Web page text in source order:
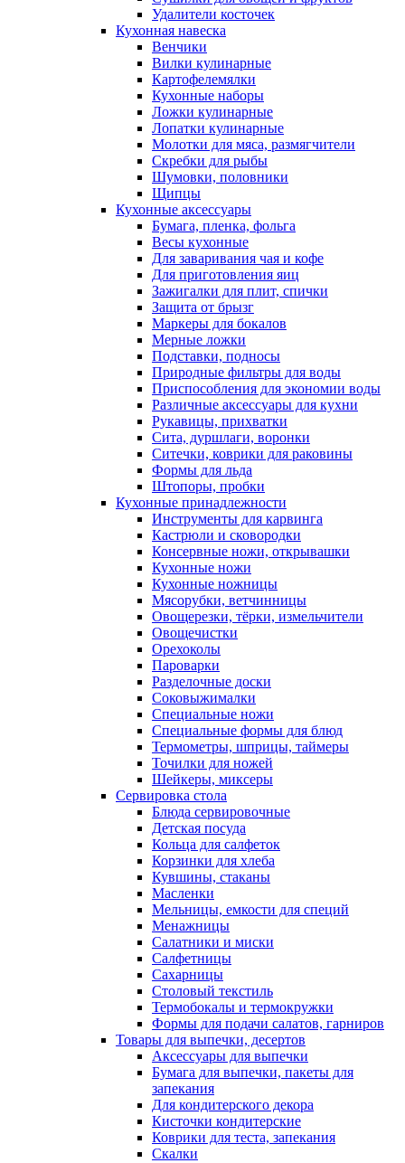
Удалители косточек
Кухонная навеска
Венчики
Вилки кулинарные
Картофелемялки
Кухонные наборы
Ложки кулинарные
Лопатки кулинарные
Молотки для мяса, размягчители
Скребки для рыбы
Шумовки, половники
Щипцы
Кухонные аксессуары
Бумага, пленка, фольга
Весы кухонные
Для заваривания чая и кофе
Для приготовления яиц
Зажигалки для плит, спички
Защита от брызг
Маркеры для бокалов
Мерные ложки
Подставки, подносы
Природные фильтры для воды
Приспособления для экономии воды
Различные аксессуары для кухни
Рукавицы, прихватки
Сита, дуршлаги, воронки
Ситечки, коврики для раковины
Формы для льда
Штопоры, пробки
Кухонные принадлежности
Инструменты для карвинга
Кастрюли и сковородки
Консервные ножи, открывашки
Кухонные ножи
Кухонные ножницы
Мясорубки, ветчинницы
Овощерезки, тёрки, измельчители
Овощечистки
Орехоколы
Пароварки
Разделочные доски
Соковыжималки
Специальные ножи
Специальные формы для блюд
Термометры, шприцы, таймеры
Точилки для ножей
Шейкеры, миксеры
Сервировка стола
Блюда сервировочные
Детская посуда
Кольца для салфеток
Корзинки для хлеба
Кувшины, стаканы
Масленки
Мельницы, емкости для специй
Менажницы
Салатники и миски
Салфетницы
Сахарницы
Столовый текстиль
Термобокалы и термокружки
Формы для подачи салатов, гарниров
Товары для выпечки, десертов
Аксессуары для выпечки
Бумага для выпечки, пакеты для
запекания
Для кондитерского декора
Кисточки кондитерские
Коврики для теста, запекания
Скалки